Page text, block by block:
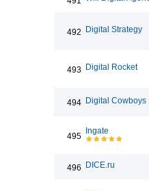
492 Digital Strategy
493 Digital Rocket
494 Digital Cowboys
495
Ingate
496 DICE.ru